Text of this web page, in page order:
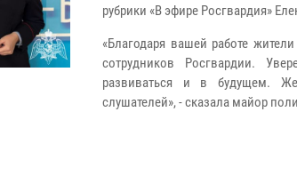
рубрики «В эфире Росгвардия»
«Благодаря вашей работе
сотрудников Росгвардии.
развиваться и в будущем.
слушателей», - сказала майор